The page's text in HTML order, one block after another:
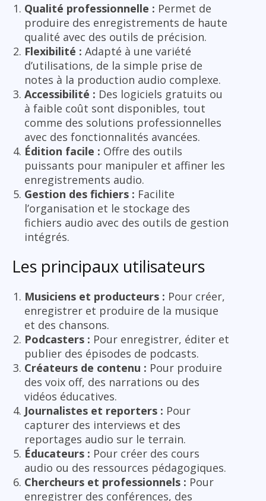
Qualité professionnelle : Permet de
produire des enregistrements de haute
qualité avec des outils de précision.
Flexibilité : Adapté à une variété
d’utilisations, de la simple prise de
notes à la production audio complexe.
Accessibilité : Des logiciels gratuits ou
à faible coût sont disponibles, tout
comme des solutions professionnelles
avec des fonctionnalités avancées.
Édition facile : Offre des outils
puissants pour manipuler et affiner les
enregistrements audio.
Gestion des fichiers : Facilite
l’organisation et le stockage des
fichiers audio avec des outils de gestion
intégrés.
Les principaux utilisateurs
Musiciens et producteurs : Pour créer,
enregistrer et produire de la musique
et des chansons.
Podcasters : Pour enregistrer, éditer et
publier des épisodes de podcasts.
Créateurs de contenu : Pour produire
des voix off, des narrations ou des
vidéos éducatives.
Journalistes et reporters : Pour
capturer des interviews et des
reportages audio sur le terrain.
Éducateurs : Pour créer des cours
audio ou des ressources pédagogiques.
Chercheurs et professionnels : Pour
enregistrer des conférences, des